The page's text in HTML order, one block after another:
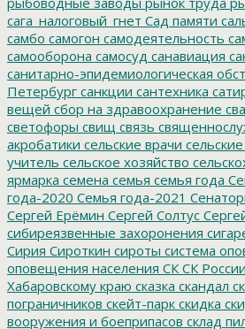
сага_налоговый_гнет Сад памяти
самбо самогон самодеятельность
самооборона самосуд санавиация
санитарно-эпидемиологическая
Петербург санкции сантехника
вещей сбор на здравоохранение
светофоры свищ связь
акробатики сельские врачи
учитель сельское хозяйство
ярмарка семена семья семья года
года-2020 Семья года-2021
Сергей Ерёмин Сергей Солтус
сибиреязвенные захоронения
Сирия Сироткин сироты система
оповещения населения СК СК России
Хабаровскому краю сказка скандал
пограничников скейт-парк скидка
вооружения и боеприпасов склад